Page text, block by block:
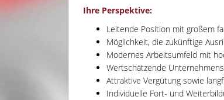
Ihre Perspektive:
Leitende Position mit großem
Möglichkeit, die zukünftige
Modernes Arbeitsumfeld mit
Wertschätzende
Attraktive Vergütung sowie
Individuelle Fort- und